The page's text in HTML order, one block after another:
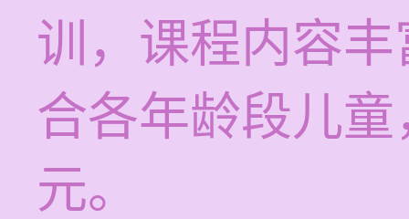
训，课程内容
合各年龄段儿
元。